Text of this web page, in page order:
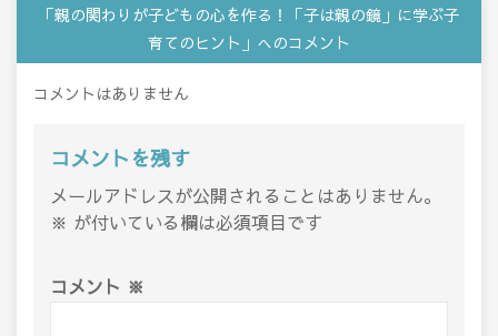
「親の関わりが子どもの心を作る！「子は親の鏡」に学ぶ子
育てのヒント」へのコメント
コメントはありません
コメントを残す
メールアドレスが公開されることはありません。
※ が付いている欄は必須項目です
コメント ※